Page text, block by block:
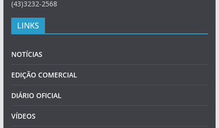
(43)3232-2568
LINKS
NOTÍCIAS
EDIÇÃO COMERCIAL
DIÁRIO OFICIAL
VÍDEOS